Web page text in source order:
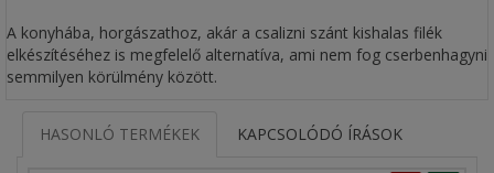
A konyhába, horgászathoz, akár a csalizni szánt kishalas filék
elkészítéséhez is megfelelő alternatíva, ami nem fog cserbenhagyni
semmilyen körülmény között.
HASONLÓ TERMÉKEK KAPCSOLÓDÓ ÍRÁSOK